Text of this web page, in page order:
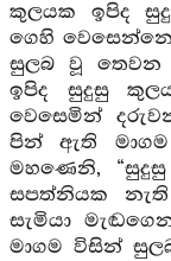
කුලයක ඉපිද
ගෙහි
සුලබ වූ
ඉපිද සුදුසු
වෙසෙමින්
පින් ඇති
මහණෙනි,
සපත්නියක
සැමියා
මාගම විසින්